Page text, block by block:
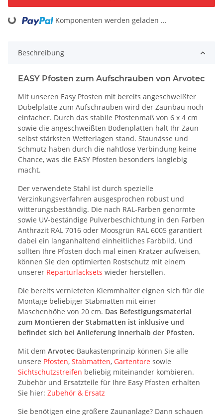
Loading... Komponenten werden geladen ...
Beschreibung
EASY Pfosten zum Aufschrauben von Arvotec
Mit unseren Easy Pfosten mit bereits angeschweißter
Dübelplatte zum Aufschrauben wird der Zaunbau noch
einfacher. Durch das stabile Pfostenmaß von 6 x 4 cm
sowie die angeschweißten Bodenplatten hält Ihr Zaun
selbst stärksten Wetterlagen stand. Staunässe und
Schmutz haben durch die nahtlose Verbindung keine
Chance, was die EASY Pfosten besonders langlebig
macht.
Der verwendete Stahl ist durch spezielle
Verzinkungsverfahren ausgesprochen robust und
witterungsbeständig. Die nach RAL-Farben genormte
sowie UV-beständige Pulverbeschichtung in den Farben
Anthrazit RAL 7016 oder Moosgrün RAL 6005 garantiert
dabei ein langanhaltend einheitliches Farbbild. Und
sollten Ihre Pfosten doch mal einen Kratzer aufweisen,
können Sie den optimierten Rostschutz mit einem
unserer Reparturlacksets wieder herstellen.
Die bereits vernieteten Klemmhalter eignen sich für die
Montage beliebiger Stabmatten mit einer
Maschenhöhe von 20 cm. Das Befestigungsmaterial
zum Montieren der Stabmatten ist inklusive und
befindet sich bei Anlieferung innerhalb der Pfosten.
Mit dem Arvotec-Baukastenprinzip können Sie alle
unsere Pfosten, Stabmatten, Gartentore sowie
Sichtschutzstreifen beliebig miteinander kombieren.
Zubehör und Ersatzteile für Ihre Easy Pfosten erhalten
Sie hier: Zubehör & Ersatz
Sie benötigen eine größere Zaunanlage? Dann schauen